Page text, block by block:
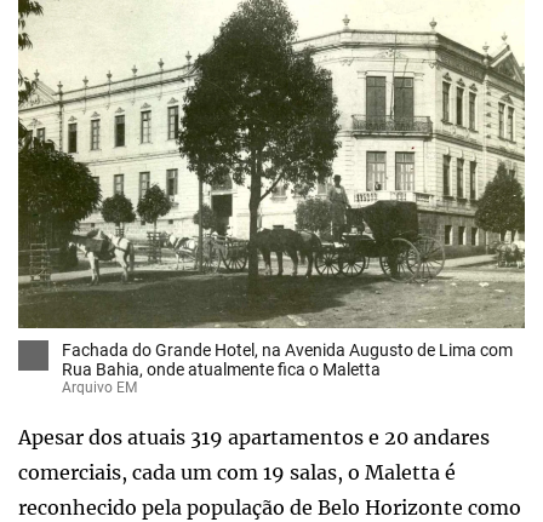
Fachada do Grande Hotel, na Avenida Augusto de Lima com
Rua Bahia, onde atualmente fica o Maletta
Arquivo EM
Apesar dos atuais 319 apartamentos e 20 andares
comerciais, cada um com 19 salas, o Maletta é
reconhecido pela população de Belo Horizonte como